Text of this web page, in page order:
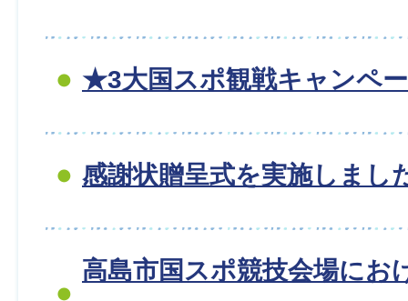
★3大国スポ観戦キャンペ
感謝状贈呈式を実施しまし
高島市国スポ競技会場にお